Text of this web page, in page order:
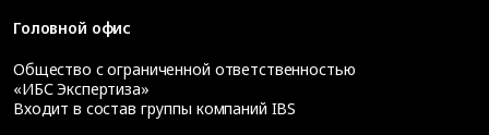
Головной офис
Общество с ограниченной ответственностью
«ИБС Экспертиза»
Входит в состав группы компаний IBS